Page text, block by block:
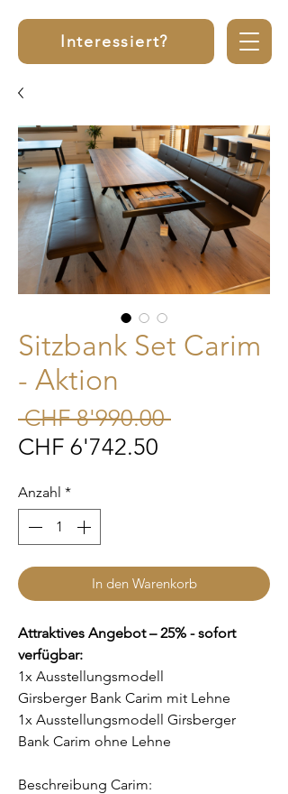
Interessiert?
Sitzbank Set Carim
- Aktion
CHF 8'990.00
CHF 6'742.50
Anzahl *
In den Warenkorb
Attraktives Angebot – 25% - sofort
verfügbar:
1x Ausstellungsmodell
Girsberger Bank Carim mit Lehne
1x Ausstellungsmodell Girsberger
Bank Carim ohne Lehne
Beschreibung Carim: